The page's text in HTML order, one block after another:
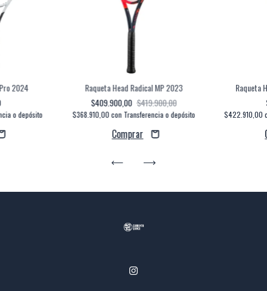
2024
o depósito
Raqueta Head Radical MP 2023
$409.900,00 $419.900,00
$368.910,00con Transferencia o depósito
Raqueta
$422.910,00